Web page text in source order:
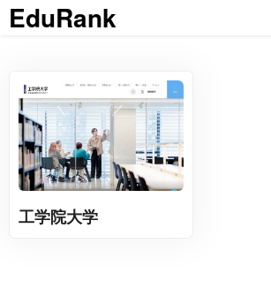
EduRank
工学院大学